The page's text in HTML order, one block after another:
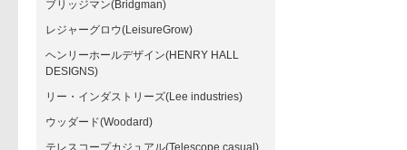
ブリッジマン(Bridgman)
レジャーグロウ(LeisureGrow)
ヘンリーホールデザイン(HENRY HALL
DESIGNS)
リー・インダストリーズ(Lee industries)
ウッダード(Woodard)
テレスコープカジュアル(Telescope casual)